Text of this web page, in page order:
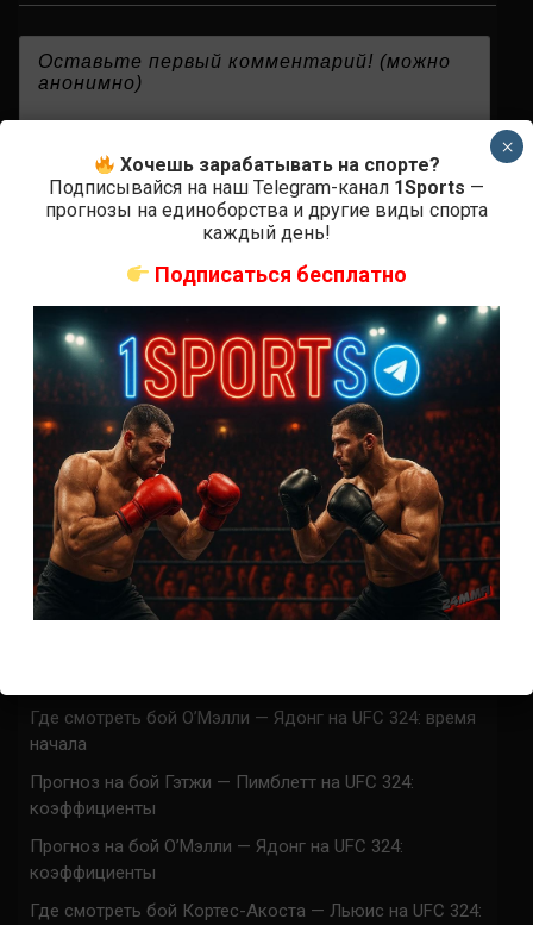
СВЕЖИЕ ЗАПИСИ
ACA 200 прямая трансляция
Марафон боев UFC 325 прямая трансляция
UFC 324 прямая трансляция
Марафон боев UFC 324 прямая трансляция
Где смотреть бой О’Мэлли — Ядонг на UFC 324: время
начала
Прогноз на бой Гэтжи — Пимблетт на UFC 324:
коэффициенты
Прогноз на бой О’Мэлли — Ядонг на UFC 324:
коэффициенты
Где смотреть бой Кортес-Акоста — Льюис на UFC 324:
Хочешь зарабатывать на спорте?
Подписывайся на наш Telegram-канал 1Sports —
прогнозы на единоборства и другие виды спорта
каждый день!
Подписаться бесплатно
×